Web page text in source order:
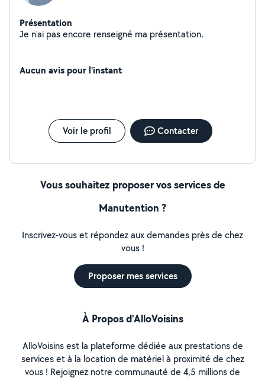
Présentation
Je n'ai pas encore renseigné ma présentation.
Aucun avis pour l'instant
Voir le profil Contacter
Vous souhaitez proposer vos services de
Manutention ?
Inscrivez-vous et répondez aux demandes près de chez
vous !
Proposer mes services
À Propos d’AlloVoisins
AlloVoisins est la plateforme dédiée aux prestations de
services et à la location de matériel à proximité de chez
vous ! Rejoignez notre communauté de 4,5 millions de